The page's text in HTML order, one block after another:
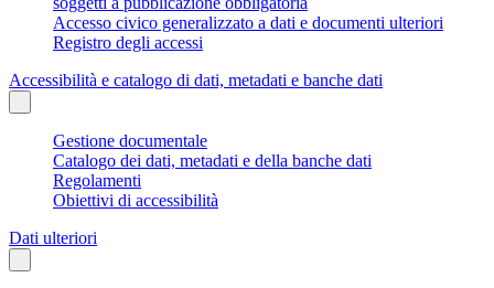
Accesso civico generalizzato a dati e documenti ulteriori
Registro degli accessi
Accessibilità e catalogo di dati, metadati e banche dati
Gestione documentale
Catalogo dei dati, metadati e della banche dati
Regolamenti
Obiettivi di accessibilità
Dati ulteriori